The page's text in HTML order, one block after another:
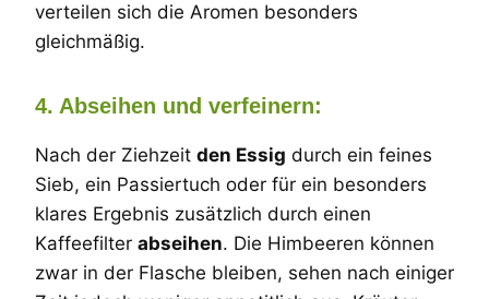
verteilen sich die Aromen besonders
gleichmäßig.
4. Abseihen und verfeinern:
Nach der Ziehzeit den Essig durch ein feines
Sieb, ein Passiertuch oder für ein besonders
klares Ergebnis zusätzlich durch einen
Kaffeefilter abseihen. Die Himbeeren können
zwar in der Flasche bleiben, sehen nach einiger